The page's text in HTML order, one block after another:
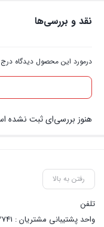
نقد و بررسی‌ها
درمورد این محصول دیدگاه درج
هنوز بررسی‌ای ثبت نشده
رفتن به بالا
تلفن